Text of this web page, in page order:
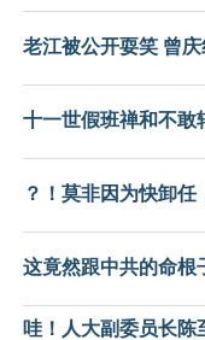
老江被公开耍笑 曾
十一世假班禅和不敢
？！莫非因为快卸任
这竟然跟中共的命根
哇！人大副委员长